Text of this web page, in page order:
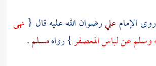
الإمامعليرضوان الله عليه قال { نهى
وسلم عن لباس المعصفر} رواهمسلم.